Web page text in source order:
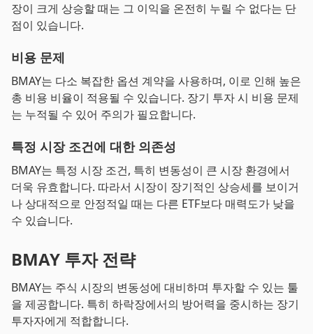
장이 크게 상승할 때는 그 이익을 온전히 누릴 수 없다는 단
점이 있습니다.
비용 문제
BMAY는 다소 복잡한 옵션 계약을 사용하며, 이로 인해 높은
총 비용 비율이 적용될 수 있습니다. 장기 투자 시 비용 문제
는 누적될 수 있어 주의가 필요합니다.
특정 시장 조건에 대한 의존성
BMAY는 특정 시장 조건, 특히 변동성이 큰 시장 환경에서
더욱 유효합니다. 따라서 시장이 장기적인 상승세를 보이거
나 상대적으로 안정적일 때는 다른 ETF보다 매력도가 낮을
수 있습니다.
BMAY 투자 전략
BMAY는 주식 시장의 변동성에 대비하며 투자할 수 있는 툴
을 제공합니다. 특히 하락장에서의 방어력을 중시하는 장기
투자자에게 적합합니다.